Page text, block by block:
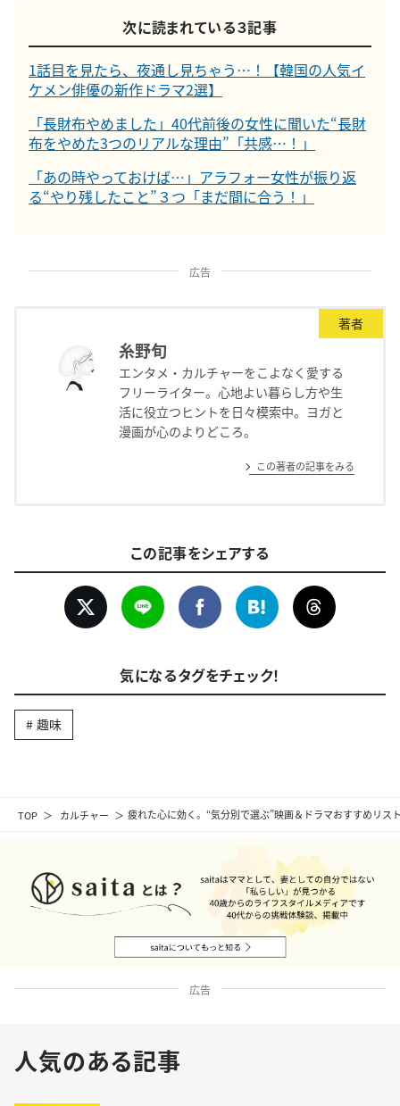
TOP カルチャー 疲れた心に効く。“気分別で選ぶ”映画＆ドラマおすすめリス
次に読まれている３記事
1話目を見たら、夜通し見ちゃう…！【韓国の人気イ
ケメン俳優の新作ドラマ2選】
「長財布やめました」40代前後の女性に聞いた“長財
布をやめた3つのリアルな理由”「共感…！」
「あの時やっておけば…」アラフォー女性が振り返
る“やり残したこと”３つ「まだ間に合う！」
広告
著者
糸野旬
エンタメ・カルチャーをこよなく愛する
フリーライター。心地よい暮らし方や生
活に役立つヒントを日々模索中。ヨガと
漫画が心のよりどころ。
この著者の記事をみる
この記事をシェアする
気になるタグをチェック！
趣味
広告
人気のある記事